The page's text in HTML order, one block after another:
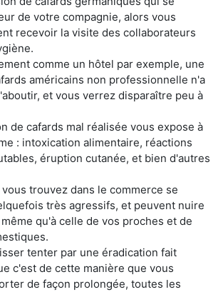
de votre compagnie, alors vous
recevoir la visite des collaborateurs
comme un hôtel par exemple, une
américains non professionnelle n'a
et vous verrez disparaître peu à
de cafards mal réalisée vous expose à
: intoxication alimentaire, réactions
éruption cutanée, et bien d'autres
trouvez dans le commerce se
très agressifs, et peuvent nuire
qu'à celle de vos proches et de
tenter par une éradication fait
c'est de cette manière que vous
de façon prolongée, toutes les